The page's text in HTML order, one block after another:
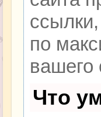
по
вашего
Что